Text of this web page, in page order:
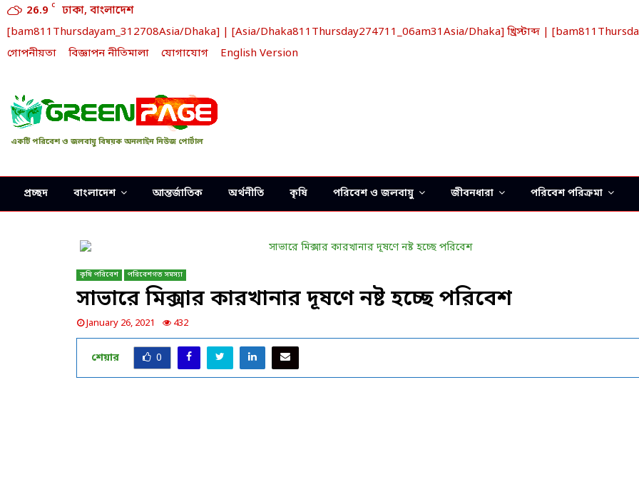
26.9 C
ঢাকা, বাংলাদেশ
[bam811Thursdayam_312708Asia/Dhaka] | [Asia/Dhaka811Thursday274711_06am31Asia/Dhaka] খ্রিস্টাব্দ |
গোপনীয়তা বিজ্ঞাপন নীতিমালা যোগাযোগ English Version
একটি পরিবেশ ও জলবায়ু বিষয়ক অনলাইন নিউজ পোর্টাল
প্রচ্ছদ বাংলাদেশ আন্তর্জাতিক অর্থনীতি কৃষি পরিবেশ ও জলবায়ু জীবনধারা পরিবেশ পরিক্রমা
কৃষি পরিবেশ পরিবেশগত সমস্যা
সাভারে মিক্সার কারখানার দূষণে নষ্ট হচ্ছে পরিবেশ
January 26, 2021 432
শেয়ার 0